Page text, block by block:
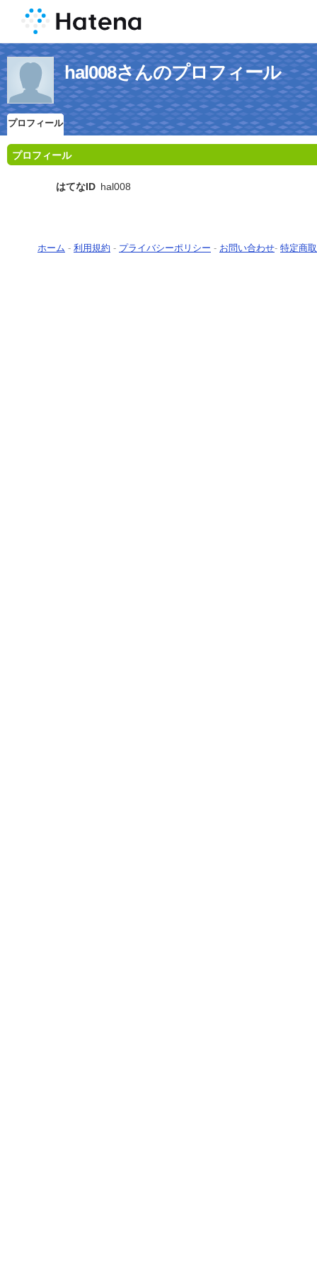
hal008さんのプロフィール
プロフィール
プロフィール
はてなID hal008
ホーム - 利用規約 - プライバシーポリシー - お問い合わせ- 特定商